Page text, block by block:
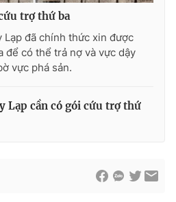
hình Việt Nam
và báo điện tử số 483/GP-BTTTT
Thị Mỹ Hạnh, Phạm Quốc Thắng,
trợ thứ ba
Lạp đã chính thức xin được
để có thể trả nợ và vực dậy
vực phá sản.
Lạp cần có gói cứu trợ thứ